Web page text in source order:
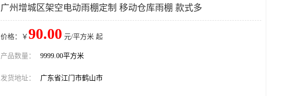
广州增城区架空电动雨棚定制 移动仓库雨棚 款式多
价格：￥ 90.00 元/平方米 起
产品数量： 9999.00平方米
发货地址： 广东省江门市鹤山市